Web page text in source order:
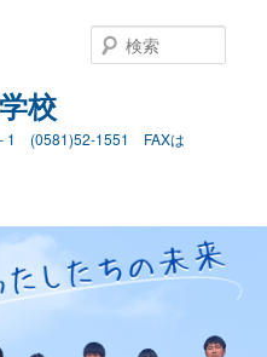
校
1 (0581)52-1551 FAXは
索